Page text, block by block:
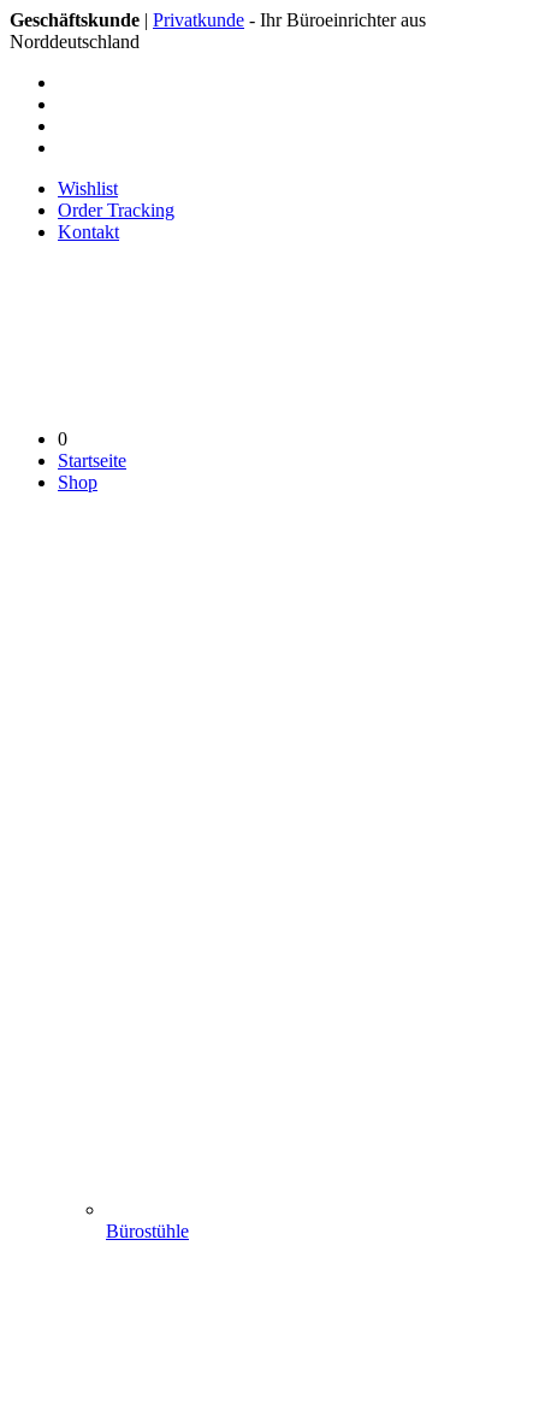
Geschäftskunde | Privatkunde - Ihr Büroeinrichter aus
Norddeutschland
Wishlist
Order Tracking
Kontakt
0
Startseite
Shop
Bürostühle